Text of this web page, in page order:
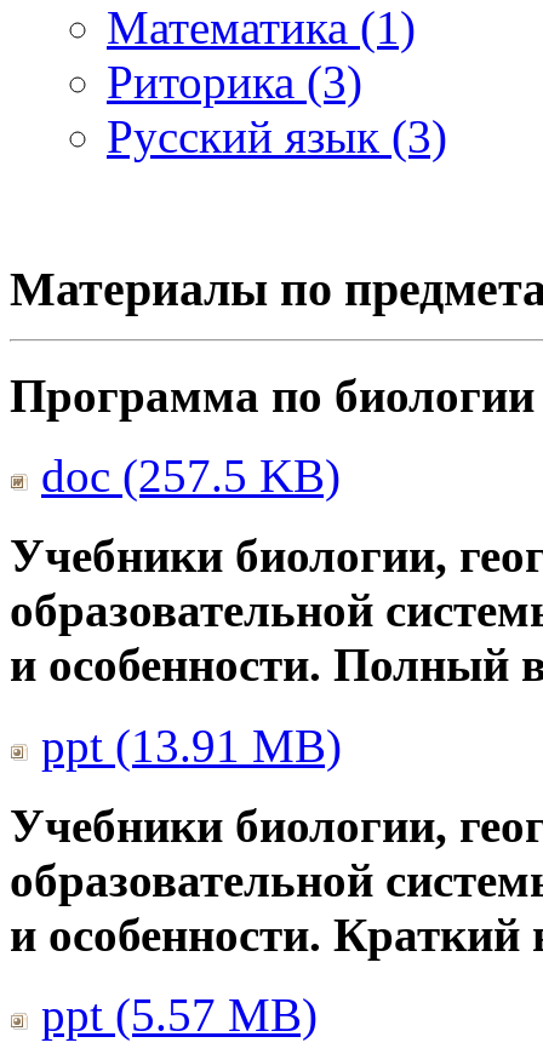
Математика (1)
Риторика (3)
Русский язык (3)
Материалы по
Программа по биологии
doc (257.5 KB)
Учебники биологии,
образовательной
и особенности. Полный
ppt (13.91 MB)
Учебники биологии,
образовательной
и особенности. Краткий
ppt (5.57 MB)